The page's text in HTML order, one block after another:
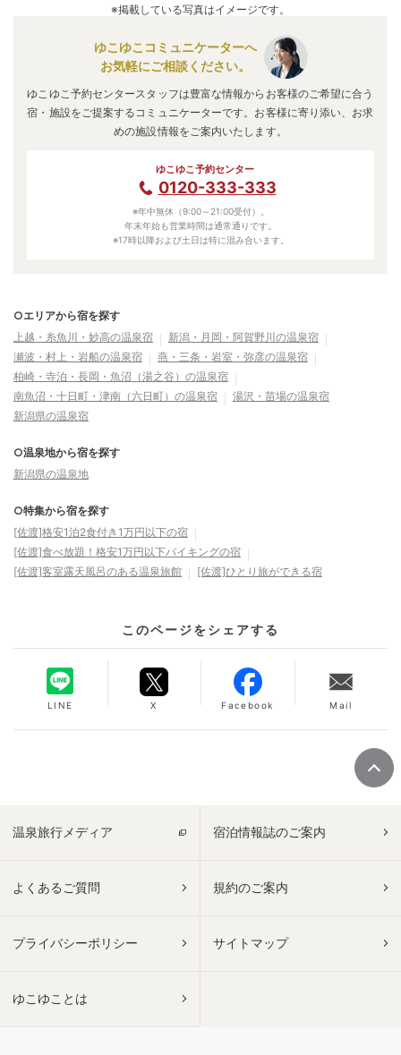
価格で泊まれる宿泊先です。
※掲載している写真はイメージです。
ゆこゆこコミュニケーターへ
お気軽にご相談ください。
ゆこゆこ予約センタースタッフは豊富な情報からお客様のご希望に合う
宿・施設をご提案するコミュニケーターです。お客様に寄り添い、お求
めの施設情報をご案内いたします。
ゆこゆこ予約センター
0120-333-333
※年中無休（9:00～21:00受付）。
年末年始も営業時間は通常通りです。
※17時以降および土日は特に混み合います。
○エリアから宿を探す
上越・糸魚川・妙高の温泉宿
新潟・月岡・阿賀野川の温泉宿
瀬波・村上・岩船の温泉宿
燕・三条・岩室・弥彦の温泉宿
柏崎・寺泊・長岡・魚沼（湯之谷）の温泉宿
南魚沼・十日町・津南（六日町）の温泉宿
湯沢・苗場の温泉宿
新潟県の温泉宿
○温泉地から宿を探す
新潟県の温泉地
○特集から宿を探す
[佐渡]格安1泊2食付き1万円以下の宿
[佐渡]食べ放題！格安1万円以下バイキングの宿
[佐渡]客室露天風呂のある温泉旅館
[佐渡]ひとり旅ができる宿
このページをシェアする
LINE X Facebook Mail
温泉旅行メディア 宿泊情報誌のご案内
よくあるご質問 規約のご案内
プライバシーポリシー サイトマップ
ゆこゆことは